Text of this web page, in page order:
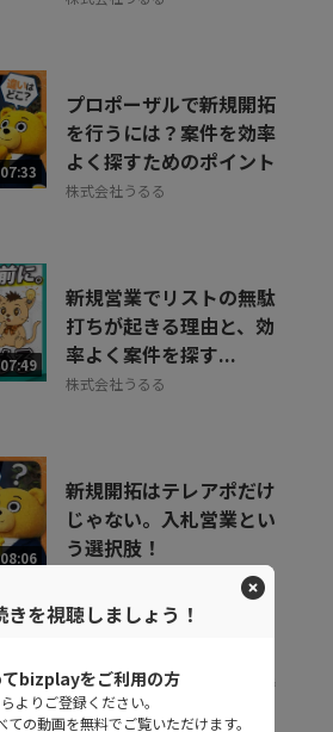
07:33
プロポーザルで新規開拓
を行うには？案件を効率
よく探すためのポイント
株式会社うるる
07:49
新規営業でリストの無駄
打ちが起きる理由と、効
率よく案件を探す...
株式会社うるる
08:06
新規開拓はテレアポだけ
じゃない。入札営業とい
う選択肢！
今の営業にもう一つの勝
ち筋を 入札のコツを学
を視聴しましょう！
てbizplayをご利用の方
よりご登録ください。
ての動画を無料でご覧いただけます。